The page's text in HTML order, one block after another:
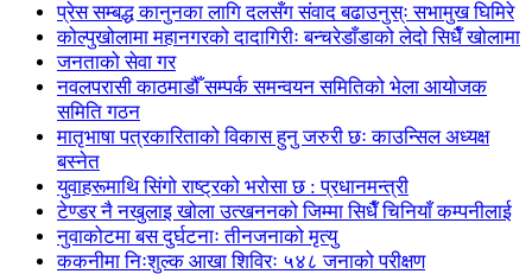
प्रेस सम्बद्ध कानुनका लागि दलसँग संवाद बढाउनुस्ः सभामुख घिमिरे
कोल्पुखोलामा महानगरको दादागिरीः बन्चरेडाँडाको लेदो सिधैँ खोलामा
जनताको सेवा गर
नवलपरासी काठमाडौँ सम्पर्क समन्वयन समितिको भेला आयोजक
समिति गठन
मातृभाषा पत्रकारिताको विकास हुनु जरुरी छः काउन्सिल अध्यक्ष
बस्नेत
युवाहरूमाथि सिंगो राष्ट्रको भरोसा छ : प्रधानमन्त्री
टेण्डर नै नखुलाइ खोला उत्खननको जिम्मा सिधैँ चिनियाँ कम्पनीलाई
नुवाकोटमा बस दुर्घटनाः तीनजनाको मृत्यु
ककनीमा निःशुल्क आखा शिविरः ५४८ जनाको परीक्षण